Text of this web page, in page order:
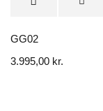
GG02
3.995,00 kr.